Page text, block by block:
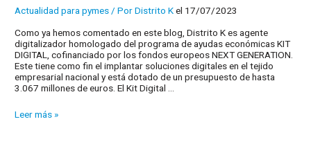
Actualidad para pymes/ PorDistrito Kel 17/07/2023
Como ya hemos comentado en este blog, Distrito K es agente
digitalizador homologado del programa de ayudas económicas KIT
DIGITAL, cofinanciado por los fondos europeos NEXT GENERATION.
Este tiene como fin el implantar soluciones digitales en el tejido
empresarial nacional y está dotado de un presupuesto de hasta
3.067 millones de euros. El Kit Digital …
Nuevas
Leer más »